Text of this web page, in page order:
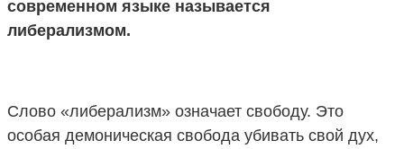
современном языке называется
либерализмом.
Слово «либерализм» означает свободу. Это
особая демоническая свобода убивать свой дух,